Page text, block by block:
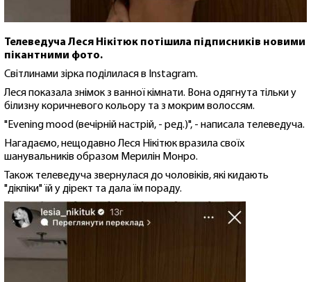
Телеведуча Леся Нікітюк потішила підписників новими
пікантними фото.
Світлинами зірка поділилася в Instagram.
Леся показала знімок з ванної кімнати. Вона одягнута тільки у
білизну коричневого кольору та з мокрим волоссям.
"Evening mood (вечірній настрій, - ред.)", - написала телеведуча.
Нагадаємо, нещодавно Леся Нікітюк вразила своїх
шанувальників образом Мерилін Монро.
Також телеведуча звернулася до чоловіків, які кидають
"дікпіки" їй у дірект та дала їм пораду.